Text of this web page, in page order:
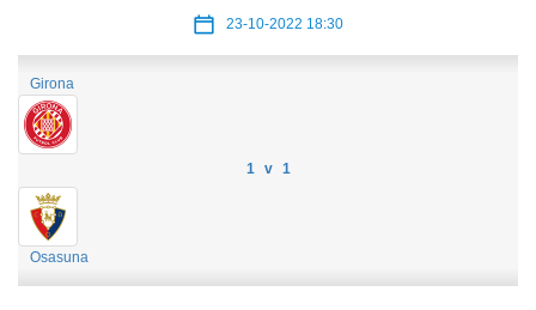
23-10-2022 18:30
Girona
1 v 1
Osasuna